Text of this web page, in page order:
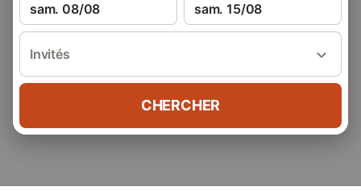
sam. 08/08 sam. 15/08
Invités
CHERCHER